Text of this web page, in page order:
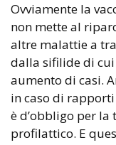
Ovviamente la
non mette al
altre malattie a
dalla sifilide di
aumento di casi.
in caso di
è d’obbligo per
profilattico. E